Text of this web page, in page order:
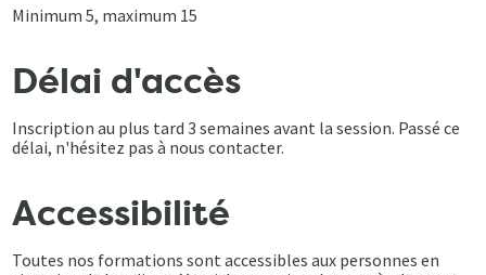
Minimum 5, maximum 15
Délai d'accès
Inscription au plus tard 3 semaines avant la session. Passé ce
délai, n'hésitez pas à nous contacter.
Accessibilité
Toutes nos formations sont accessibles aux personnes en